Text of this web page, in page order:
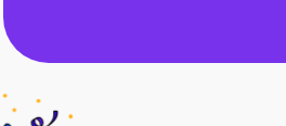
КУПИТЬ ВМЕСТЕ ЗА 5 990 ₽